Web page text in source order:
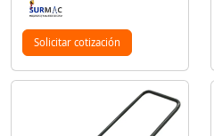
Solicitar cotización